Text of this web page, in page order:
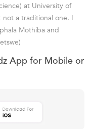
at University of
not a traditional one. I
Mothiba and
App for Mobile or